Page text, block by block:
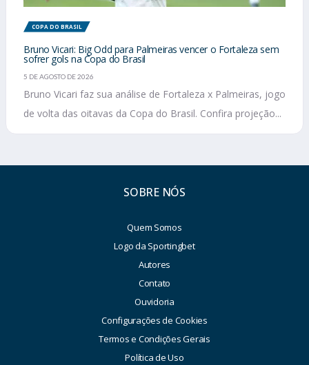
COPA DO BRASIL
Bruno Vicari: Big Odd para Palmeiras vencer o Fortaleza sem
sofrer gols na Copa do Brasil
5 DE AGOSTO DE 2026
Bruno Vicari faz sua análise de Fortaleza x Palmeiras, jogo
de volta das oitavas da Copa do Brasil. Confira projeção...
SOBRE NÓS
Quem Somos
Logo da Sportingbet
Autores
Contato
Ouvidoria
Configurações de Cookies
Termos e Condições Gerais
Política de Uso